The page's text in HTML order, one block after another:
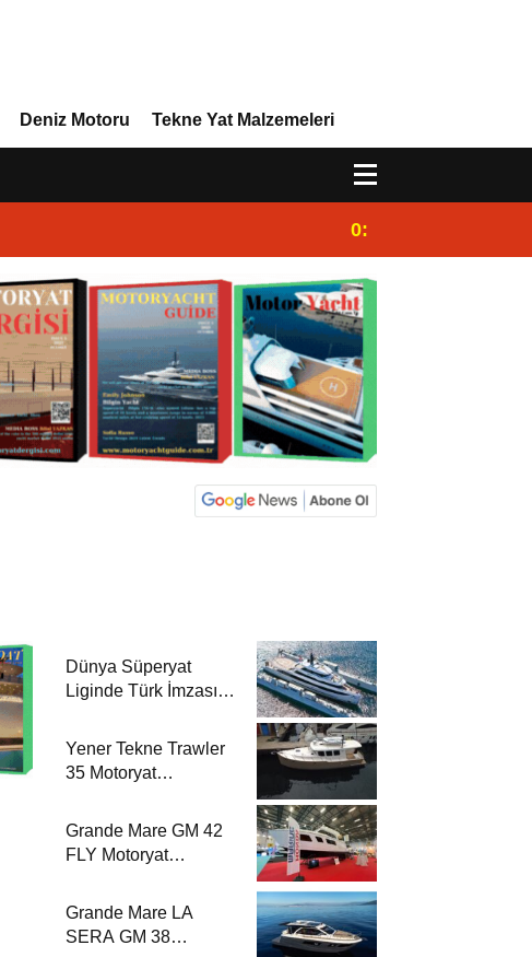
Deniz Motoru Tekne Yat Malzemeleri
0:44
Dünya Süperyat
Liginde Türk İmzası:
Amphib II’yi Denize
İndirdi
Yener Tekne Trawler
35 Motoryat
Grande Mare GM 42
FLY Motoryat
Grande Mare LA
SERA GM 38